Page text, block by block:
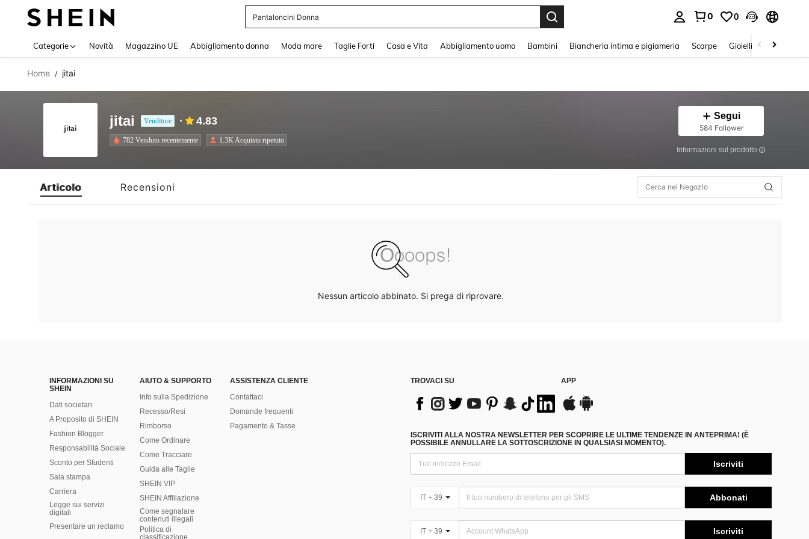
Pantaloncini Donna
0 0
Categorie Novità Magazzino UE Abbigliamento donna Moda mare Taglie Forti Casa e Vita Abbigliamento uomo Bambini Biancheria intima e pigiameria Scarpe Gioielli E Accessori
Home / jitai
jitai Venditore 4.83
782 Venduto recentemente 1.3K Acquisto ripetuto
Segui
584 Follower
Informazioni sul prodotto
Articolo Recensioni
Nessun articolo abbinato. Si prega di riprovare.
INFORMAZIONI SU
SHEIN
Dati societari
A Proposito di SHEIN
Fashion Blogger
Responsabilità Sociale
Sconto per Studenti
Sala stampa
Carriera
Legge sui servizi
digitali
Presentare un reclamo
AIUTO & SUPPORTO
Info sulla Spedizione
Recesso/Resi
Rimborso
Come Ordinare
Come Tracciare
Guida alle Taglie
SHEIN VIP
SHEIN Affiliazione
Come segnalare
contenuti illegali
Politica di
classificazione
ASSISTENZA CLIENTE
Contattaci
Domande frequenti
Pagamento & Tasse
TROVACI SU APP
ISCRIVITI ALLA NOSTRA NEWSLETTER PER SCOPRIRE LE ULTIME TENDENZE IN ANTEPRIMA! (È
POSSIBILE ANNULLARE LA SOTTOSCRIZIONE IN QUALSIASI MOMENTO).
Iscriviti
IT + 39 Abbonati
IT + 39 Iscriviti